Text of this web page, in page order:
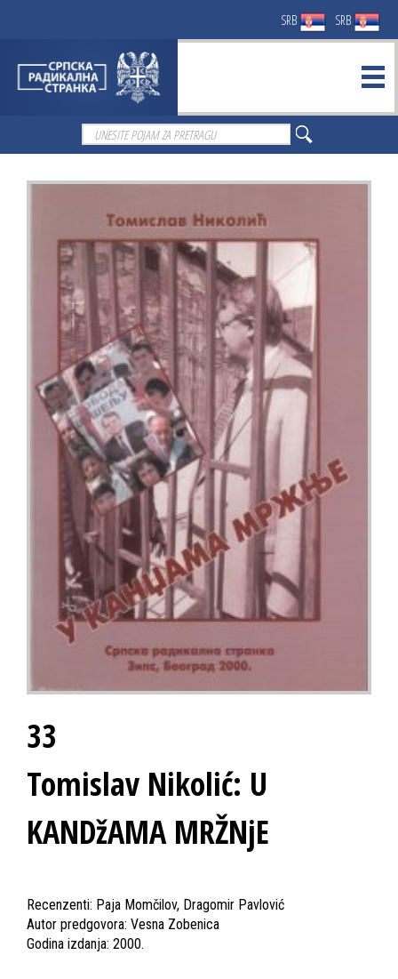
SRB SRB
33
Tomislav Nikolić: U
KANDžAMA MRŽNjE
Recenzenti: Paja Momčilov, Dragomir Pavlović
Autor predgovora: Vesna Zobenica
Godina izdanja: 2000.